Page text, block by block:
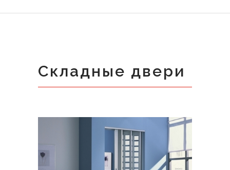
Складные двери